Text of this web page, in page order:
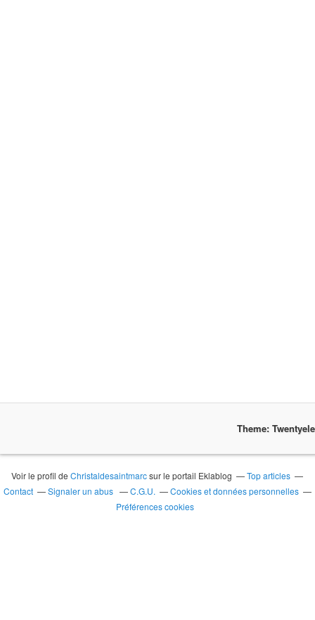
Theme:
Voir le profil deChristaldesaintmarcsur le portail Eklablog
Top articles
Contact
Signaler un abus C.G.U.
Cookies et données personnelles
Préférences cookies